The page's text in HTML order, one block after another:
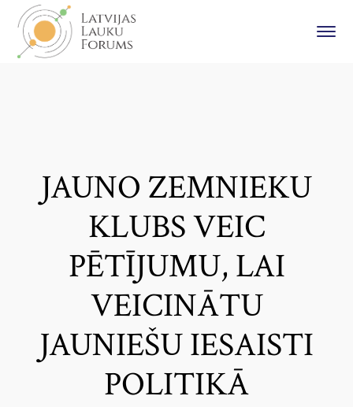
JAUNO ZEMNIEKU
KLUBS VEIC
PĒTĪJUMU, LAI
VEICINĀTU
JAUNIEŠU IESAISTI
POLITIKĀ